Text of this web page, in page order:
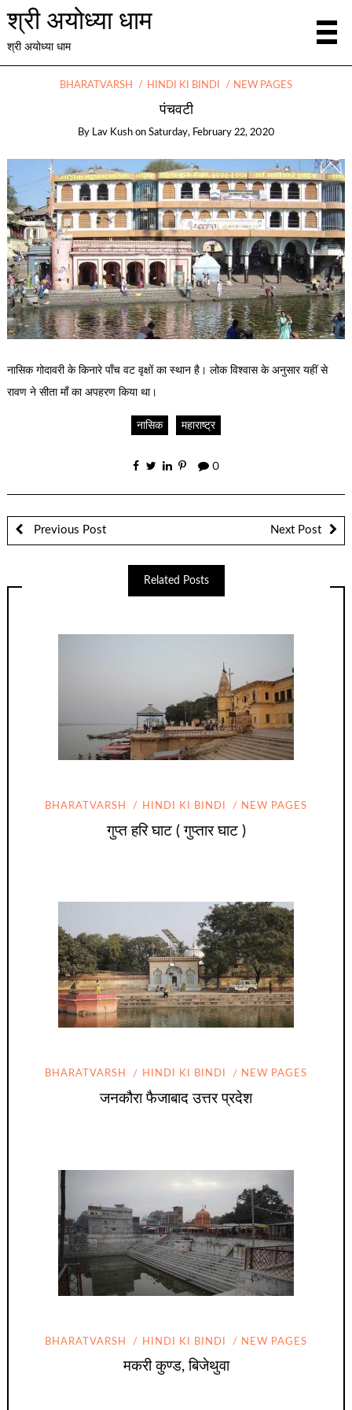
श्री अयोध्या धाम
श्री अयोध्या धाम
BHARATVARSH HINDI KI BINDI NEW PAGES
पंचवटी
By Lav Kush on Saturday, February 22, 2020
नासिक गोदावरी के किनारे पाँच वट वृक्षों का स्थान है। लोक विश्वास के अनुसार यहीं से
रावण ने सीता माँ का अपहरण किया था।
नासिक महाराष्ट्र
0
Previous Post Next Post
Related Posts
BHARATVARSH HINDI KI BINDI NEW PAGES
गुप्त हरि घाट ( गुप्तार घाट )
BHARATVARSH HINDI KI BINDI NEW PAGES
जनकौरा फैजाबाद उत्तर प्रदेश
BHARATVARSH HINDI KI BINDI NEW PAGES
मकरी कुण्ड, बिजेथुवा